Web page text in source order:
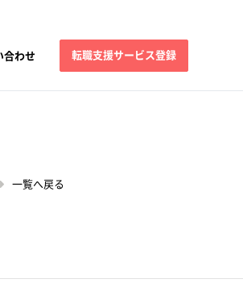
合わせ 転職支援サービス登録
一覧へ戻る